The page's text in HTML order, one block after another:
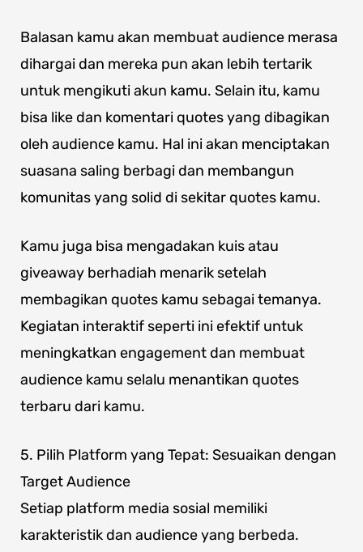
Balasan kamu akan membuat audience merasa
dihargai dan mereka pun akan lebih tertarik
untuk mengikuti akun kamu. Selain itu, kamu
bisa like dan komentari quotes yang dibagikan
oleh audience kamu. Hal ini akan menciptakan
suasana saling berbagi dan membangun
komunitas yang solid di sekitar quotes kamu.
Kamu juga bisa mengadakan kuis atau
giveaway berhadiah menarik setelah
membagikan quotes kamu sebagai temanya.
Kegiatan interaktif seperti ini efektif untuk
meningkatkan engagement dan membuat
audience kamu selalu menantikan quotes
terbaru dari kamu.
5. Pilih Platform yang Tepat: Sesuaikan dengan
Target Audience
Setiap platform media sosial memiliki
karakteristik dan audience yang berbeda.